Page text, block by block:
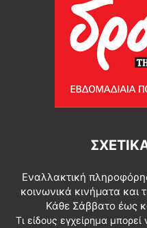
Εναλλακτική
κοινωνικά κινήματα και
Κάθε Σάββατο έως
Τι είδους εγχείρημα